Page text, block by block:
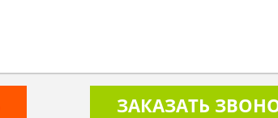
ЗАКАЗАТЬ